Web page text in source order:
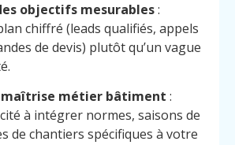
objectifs mesurables:
chiffré (leads qualifiés, appels
de devis) plutôt qu’un vague
maîtrise métier bâtiment :
à intégrer normes, saisons de
de chantiers spécifiques à votre